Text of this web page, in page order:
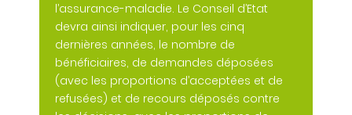
l’assurance-maladie. Le Conseil d’Etat
devra ainsi indiquer, pour les cinq
dernières années, le nombre de
bénéficiaires, de demandes déposées
(avec les proportions d’acceptées et de
refusées) et de recours déposés contre